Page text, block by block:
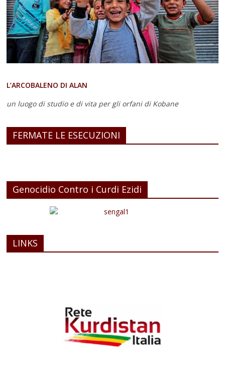
L’ARCOBALENO DI ALAN
un luogo di studio e di vita per gli orfani di Kobane
FERMATE LE ESECUZIONI
Genocidio Contro i Curdi Ezidi
LINKS